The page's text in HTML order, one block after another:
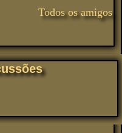
Todos os amigos